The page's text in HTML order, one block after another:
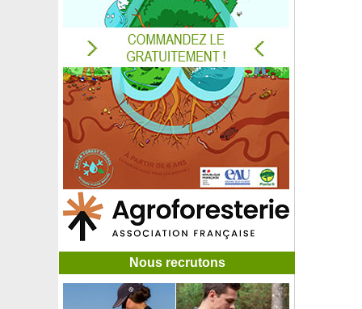
Azara à petites feuilles panachées
Baguenaudier
Ballote
Bambou à feuilles de houx
Bambou Bambusa multiplex Alphonse Karr
Bambou Bashania fargesii
Bambou Canne de Charlot
Bambou Chimono. marmorea
Bambou Chimono. quadra.
Bambou Chimono. quadra. Tatejima
Bambou Chusquea couleou
Bambou Fargesia angustissima
Bambou Fargesia jiuzhaigou Genf Red
Bambou Fargesia nitida 'Black Pearl'
Bambou Fargesia nitida 'Volcano'
Bambou Fargesia nitida 'Winter Joy'
Bambou Fargesia papyrifera blue
Nous recrutons